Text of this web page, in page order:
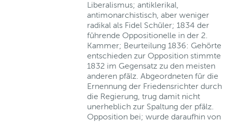
Liberalismus; antiklerikal,
antimonarchistisch, aber weniger
radikal als Fidel Schüler; 1834 der
führende Oppositionelle in der 2.
Kammer; Beurteilung 1836: Gehörte
entschieden zur Opposition stimmte
1832 im Gegensatz zu den meisten
anderen pfälz. Abgeordneten für die
Ernennung der Friedensrichter durch
die Regierung, trug damit nicht
unerheblich zur Spaltung der pfälz.
Opposition bei; wurde daraufhin von